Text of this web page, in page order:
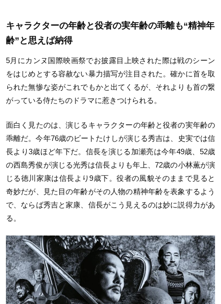
キャラクターの年齢と役者の実年齢の乖離も“精神年
齢”と思えば納得
5月にカンヌ国際映画祭でお披露目上映された際は戦のシーン
をはじめとする容赦ない暴力描写が注目された。確かに首を取
られた無惨な姿がこれでもかと出てくるが、それよりも首の繋
がっている侍たちのドラマに惹きつけられる。
面白く見たのは、演じるキャラクターの年齢と役者の実年齢の
乖離だ。今年76歳のビートたけしが演じる秀吉は、史実では信
長より3歳ほど年下だ。信長を演じる加瀬亮は今年49歳、52歳
の西島秀俊が演じる光秀は信長よりも年上、72歳の小林薫が演
じる徳川家康は信長より9歳下。役者の風貌そのままで見ると
奇妙だが、見た目の年齢がその人物の精神年齢を表象するよう
で、ならば秀吉と家康、信長がこう見えるのは妙に説得力があ
る。